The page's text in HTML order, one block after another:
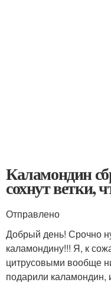
Каламондин
сохнут ветки,
Отправлено
Добрый день! Срочно
каламондину!!! Я, к
цитрусовыми вообще
подарили каламондин,